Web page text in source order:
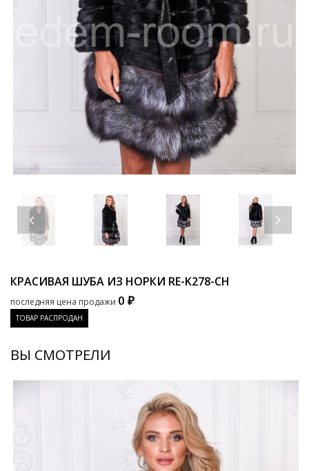
КРАСИВАЯ ШУБА ИЗ НОРКИ RE-K278-CH
последняя цена продажи 0 ₽
ТОВАР РАСПРОДАН
ВЫ СМОТРЕЛИ